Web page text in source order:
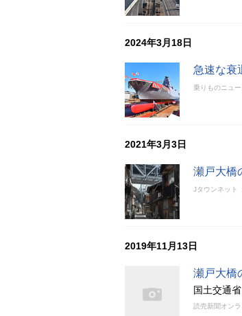
2024年3月18日
急速な衰
乗りものニュー
2021年3月3日
瀬戸大橋
Jタウンネット
2019年11月13日
瀬戸大橋
国土交通
読売新聞オンラ